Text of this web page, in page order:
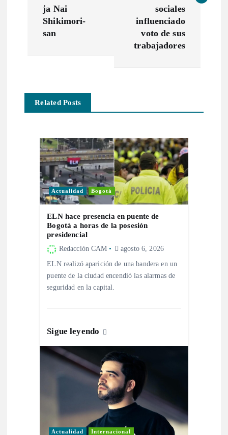
c
ja Nai
Shikimori-
san
sociales
influenciado
voto de sus
trabajadores
Related Posts
Actualidad Bogotá
ELN hace presencia en puente de
Bogotá a horas de la posesión
presidencial
Redacción CAM agosto 6, 2026
ELN realizó aparición de una bandera en un
puente de la ciudad encendió las alarmas de
seguridad en la capital.
Sigue leyendo
Actualidad Internacional